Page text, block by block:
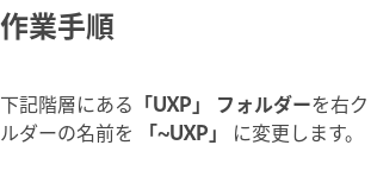
作業手順
下記階層にある 「UXP」 フォルダーを右
ルダーの名前を
「~UXP」 に変更します。